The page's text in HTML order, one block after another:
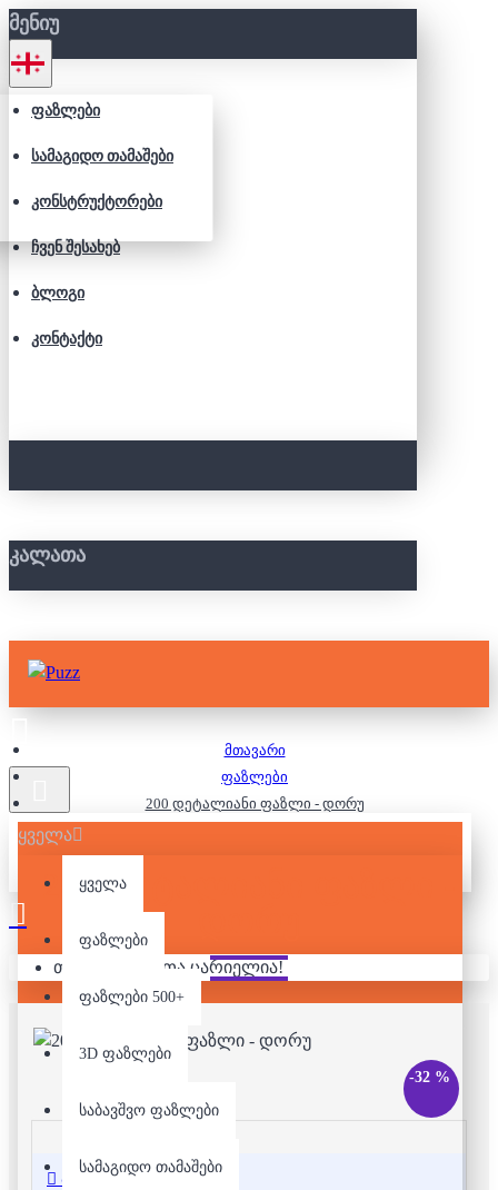
ᲛᲔᲜᲘᲣ
ᲤᲐᲖᲚᲔᲑᲘ
ᲡᲐᲛᲐᲒᲘᲓᲝ ᲗᲐᲛᲐᲨᲔᲑᲘ
ᲙᲝᲜᲡᲢᲠᲣᲥᲢᲝᲠᲔᲑᲘ
ᲩᲕᲔᲜ ᲨᲔᲡᲐᲮᲔᲑ
ᲑᲚᲝᲒᲘ
ᲙᲝᲜᲢᲐᲥᲢᲘ
ᲙᲐᲚᲐᲗᲐ
ყველა
ყველა
ფაზლები
ფაზლები 500+
3D ფაზლები
საბავშვო ფაზლები
სამაგიდო თამაშები
თქვენი კალათა ცარიელია!
მთავარი
ფაზლები
200 დეტალიანი ფაზლი - დორუ
200 ᲓᲔᲢᲐᲚᲘᲐᲜᲘ ᲤᲐᲖᲚᲘ -
-32 %
აღწერა